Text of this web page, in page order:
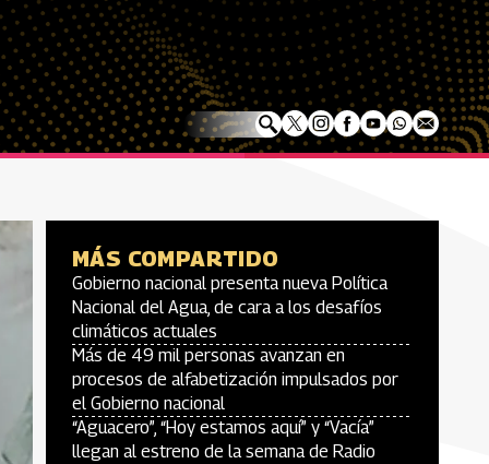
MÁS COMPARTIDO
Gobierno nacional presenta nueva Política
Nacional del Agua, de cara a los desafíos
climáticos actuales
Más de 49 mil personas avanzan en
procesos de alfabetización impulsados por
el Gobierno nacional
“Aguacero”, “Hoy estamos aquí” y “Vacía”
llegan al estreno de la semana de Radio